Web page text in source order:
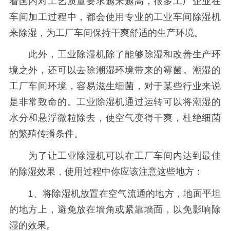
车间加工过程中，都会使用专业的工业车间除湿机
来除湿，为工厂车间保持干爽舒适的生产环境。
此外，工业除湿机除了能够除湿和改善生产环
境之外，还可以去除潮湿环境带来的霉菌。潮湿的
工厂车间环境，容易滋生细菌，对于某些行业来说
是非常致命的。工业除湿机通过运转可以将潮湿的
水分和悬浮微粒除去，使空气变得干爽，杜绝细菌
的繁殖传播条件。
为了让工业除湿机可以在工厂车间内达到最佳
的除湿效果，使用过程中你应该注意这些地方：
1、将除湿机放置在空气流通的地方，地面平坦
的地方上，避免放在墙角或紧靠墙面，以免影响除
湿的效果。